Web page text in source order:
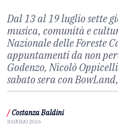
Dal 13 al 19 luglio sette
musica, comunità e
Nazionale delle Foreste
appuntamenti da non
Godenzo, Nicolò
sabato sera con
/ Costanza Baldini
8 LUGLIO 2026